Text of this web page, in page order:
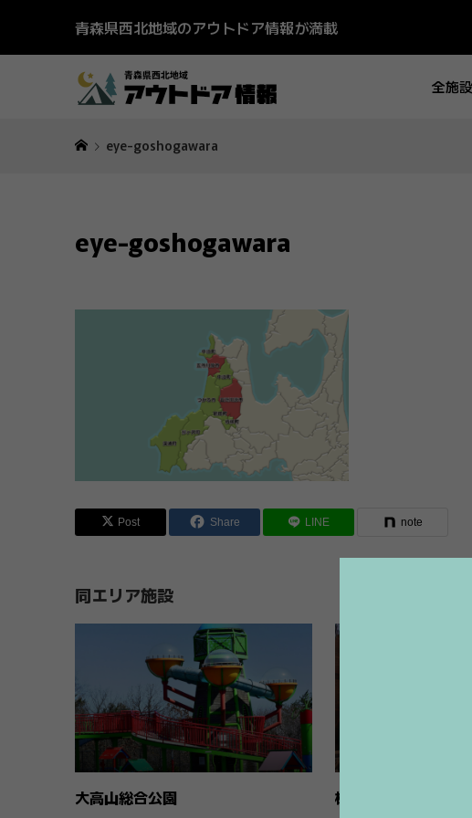
青森県西北地域のアウトドア情報が満載
全施
eye-goshogawara
eye-goshogawara
Post Share LINE note
同エリア施設
大高山総合公園 板柳町ふるさとセ